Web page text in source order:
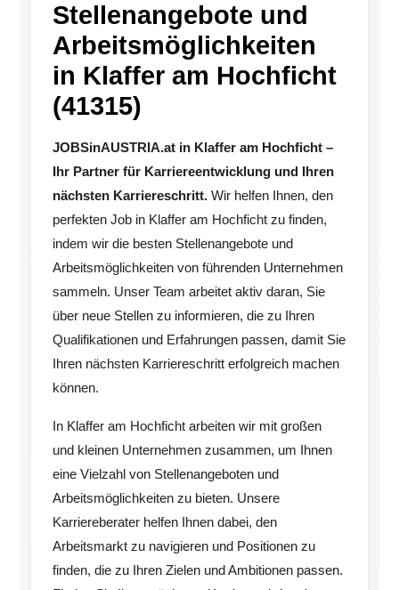
Stellenangebote und
Arbeitsmöglichkeiten
in Klaffer am Hochficht
(41315)
JOBSinAUSTRIA.at in Klaffer am Hochficht –
Ihr Partner für Karriereentwicklung und Ihren
nächsten Karriereschritt. Wir helfen Ihnen, den
perfekten Job in Klaffer am Hochficht zu finden,
indem wir die besten Stellenangebote und
Arbeitsmöglichkeiten von führenden Unternehmen
sammeln. Unser Team arbeitet aktiv daran, Sie
über neue Stellen zu informieren, die zu Ihren
Qualifikationen und Erfahrungen passen, damit Sie
Ihren nächsten Karriereschritt erfolgreich machen
können.
In Klaffer am Hochficht arbeiten wir mit großen
und kleinen Unternehmen zusammen, um Ihnen
eine Vielzahl von Stellenangeboten und
Arbeitsmöglichkeiten zu bieten. Unsere
Karriereberater helfen Ihnen dabei, den
Arbeitsmarkt zu navigieren und Positionen zu
finden, die zu Ihren Zielen und Ambitionen passen.